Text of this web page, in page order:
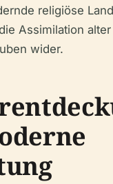
religiöse
Assimilation
wider.